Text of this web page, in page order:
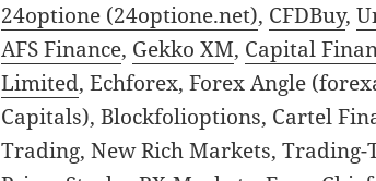
24optione (24optione.net), CFDBuy,
AFS Finance, Gekko XM, Capital
Limited, Echforex, Forex Angle
Capitals), Blockfolioptions, Cartel
Trading, New Rich Markets,